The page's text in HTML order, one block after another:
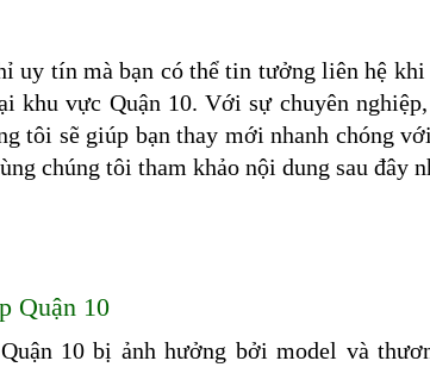
uy tín mà bạn có thể tin tưởng liên hệ
khu vực Quận 10. Với sự chuyên
tôi sẽ giúp bạn thay mới nhanh chóng
chúng tôi tham khảo nội dung sau đây
Quận 10
10 bị ảnh hưởng bởi model và